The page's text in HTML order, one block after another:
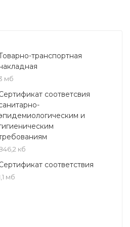
отопление
установки
длительный срок
транспортная
мб
соответсвия
и
кб
соответствия
мб